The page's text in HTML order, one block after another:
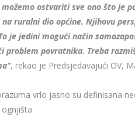
ostvariti sve ono što je
ruralni dio općine. Njihovu
je jedini mogući način
problem povratnika. Treba
, rekao je Predsjedavajući OV,
vrlo jasno su definisana